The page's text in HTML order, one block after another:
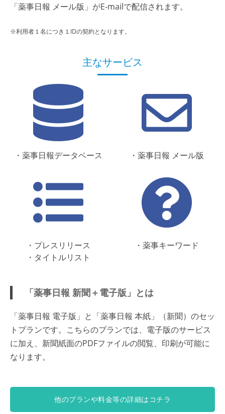
「薬事日報 メール版」がE-mailで配信されます。
※利用者１名につき１IDの契約となります。
主なサービス
・薬事日報データベース ・薬事日報 メール版
・プレスリリース
・タイトルリスト
・薬事キーワード
「薬事日報 新聞＋電子版」とは
「薬事日報 電子版」と「薬事日報 本紙」（新聞）のセッ
トプランです。こちらのプランでは、電子版のサービス
に加え、新聞紙面のPDFファイルの閲覧、印刷が可能に
なります。
他のプランや料金等の詳細はコチラ